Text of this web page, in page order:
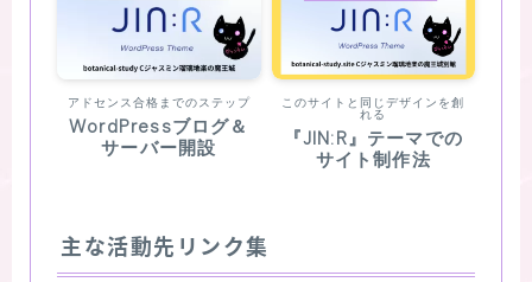
アドセンス合格までのステップ
WordPressブログ＆
サーバー開設
このサイトと同じデザインを創
れる
『JIN:R』テーマでの
サイト制作法
主な活動先リンク集